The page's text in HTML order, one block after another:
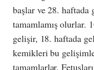
başlar ve 28.
tamamlamış olurlar.
gelişir, 18. haftada
kemikleri bu
tamamlarlar.